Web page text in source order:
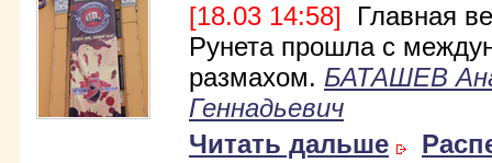
[18.03 14:58] Главная
Рунета прошла с
размахом. БАТАШЕВ
Геннадьевич
Читать дальше